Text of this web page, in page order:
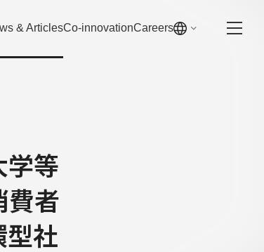
& ArticlesCo-innovationCareers
学等
費者
型社